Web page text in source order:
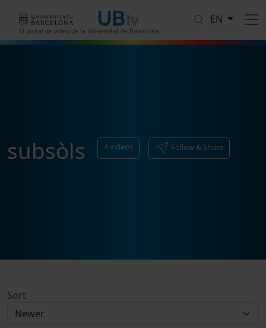
El portal de vídeo de la Universitat de Barcelona
EN
subsòls 4videos Follow & Share
Sort